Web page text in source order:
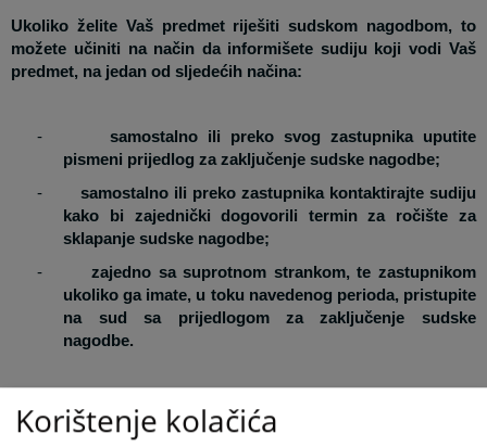
Ukoliko želite Vaš predmet riješiti sudskom nagodbom, to
možete učiniti na način da informišete sudiju koji vodi Vaš
predmet, na jedan od sljedećih načina:
-
samostalno ili preko svog zastupnika uputite
pismeni prijedlog za zaključenje sudske nagodbe;
-
samostalno ili preko zastupnika kontaktirajte sudiju
kako bi zajednički dogovorili termin za ročište za
sklapanje sudske nagodbe;
-
zajedno sa suprotnom strankom, te zastupnikom
ukoliko ga imate, u toku navedenog perioda, pristupite
na sud sa prijedlogom za zaključenje sudske
nagodbe.
Prednosti sudske nagodbe
Korištenje kolačića